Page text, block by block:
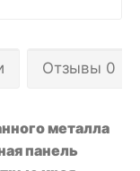
Отзывы 0
металла
панель